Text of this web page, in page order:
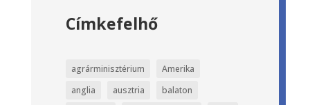
Címkefelhő
agrárminisztérium
Amerika
anglia
ausztria
balaton